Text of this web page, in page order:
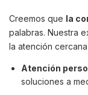
Creemos que la
palabras. Nuestra
la atención
Atención
soluciones a